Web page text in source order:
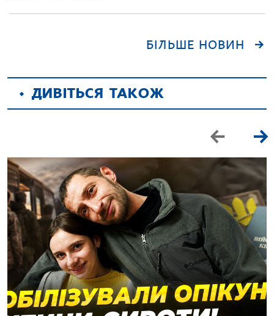
БІЛЬШЕ НОВИН
ДИВІТЬСЯ ТАКОЖ